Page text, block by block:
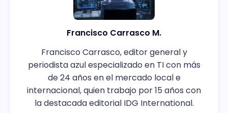
Francisco Carrasco M.
Francisco Carrasco, editor general y
periodista azul especializado en TI con más
de 24 años en el mercado local e
internacional, quien trabajo por 15 años con
la destacada editorial IDG International.